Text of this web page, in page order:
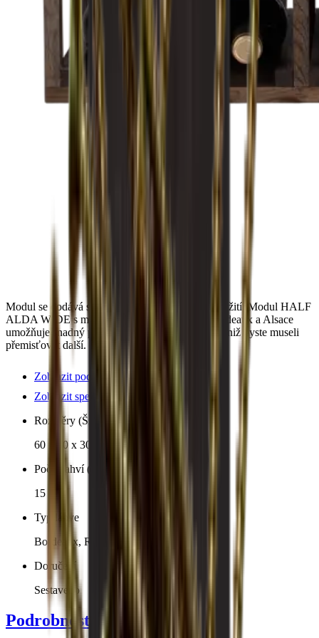
Modul se dodává smontovaný a připravený k použití. Modul HALF
ALDA WIDE s místem pro 15 lahví v barvě Bordeaux a Alsace
umožňuje snadný přístup k jednotlivým lahvím, aniž byste museli
přemisťovat další. Nevhodné pro široké láhve.
Zobrazit podrobnosti o produktu
Zobrazit specifikace
Rozměry (ŠxVxH cm)
60 x 30 x 30 cm
Počet lahví (Bordeaux)
15
Typ láhve
Bordeaux, Ryzlink
Doručení
Sestaveno
Podrobnosti produktu